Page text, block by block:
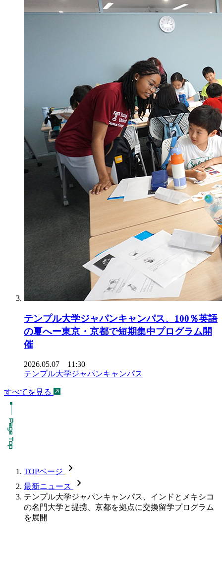
テンプル大学ジャパンキャンパス、100％英語
の夏へー東京・京都で短期集中プログラム開
催
2026.05.07 11:30
テンプル大学ジャパンキャンパス
すべてを見る
TOPページ chevron_forward
最新ニュース chevron_forward
テンプル大学ジャパンキャンパス、インドとメキシコ
の名門大学と提携、京都を拠点に交換留学プログラム
を展開